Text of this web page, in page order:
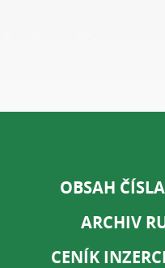
OBSAH ČÍSLA
ARCHIV
CENÍK